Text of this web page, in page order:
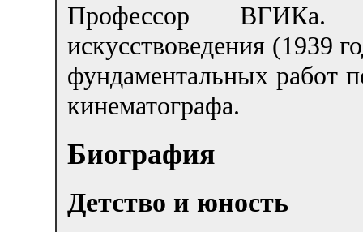
Профессор ВГИКа.
искусствоведения (1939
фундаментальных работ
кинематографа.
Биография
Детство и юность